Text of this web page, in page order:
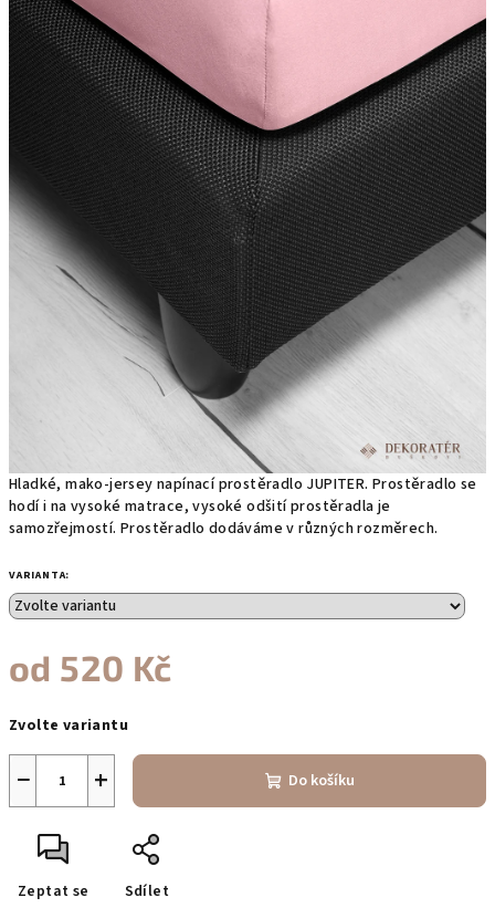
Hladké, mako-jersey napínací prostěradlo JUPITER. Prostěradlo se
hodí i na vysoké matrace, vysoké odšití prostěradla je
samozřejmostí. Prostěradlo dodáváme v různých rozměrech.
VARIANTA:
od 520 Kč
cena:
Zvolte variantu
+
− Do košíku
Zeptat se Sdílet